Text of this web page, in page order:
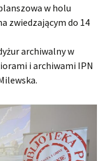
w holu
zwiedzającym do 14
archiwalny w
i archiwami IPN